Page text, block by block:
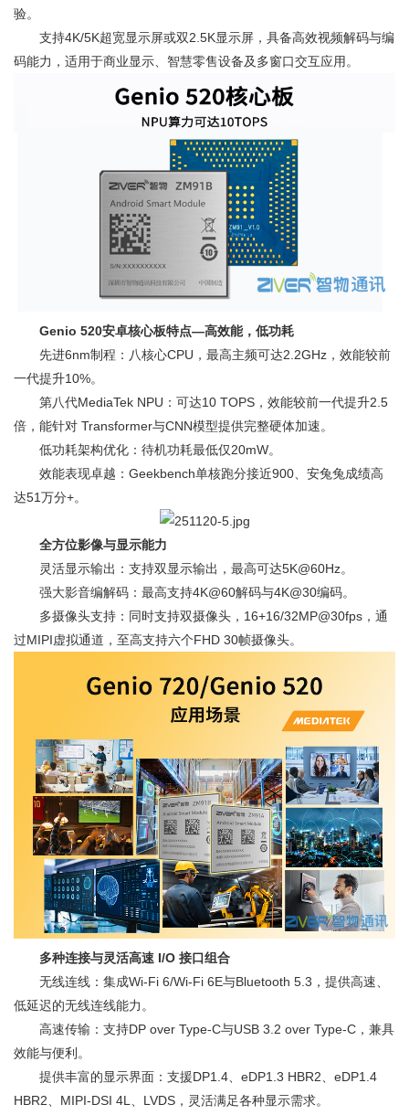
验。
支持4K/5K超宽显示屏或双2.5K显示屏，具备高效视频解码与编
码能力，适用于商业显示、智慧零售设备及多窗口交互应用。
Genio 520安卓核心板特点—高效能，低功耗
先进6nm制程：八核心CPU，最高主频可达2.2GHz，效能较前
一代提升10%。
第八代MediaTek NPU：可达10 TOPS，效能较前一代提升2.5
倍，能针对 Transformer与CNN模型提供完整硬体加速。
低功耗架构优化：待机功耗最低仅20mW。
效能表现卓越：Geekbench单核跑分接近900、安兔兔成绩高
达51万分+。
全方位影像与显示能力
灵活显示输出：支持双显示输出，最高可达5K@60Hz。
强大影音编解码：最高支持4K@60解码与4K@30编码。
多摄像头支持：同时支持双摄像头，16+16/32MP@30fps，通
过MIPI虚拟通道，至高支持六个FHD 30帧摄像头。
多种连接与灵活高速 I/O 接口组合
无线连线：集成Wi-Fi 6/Wi-Fi 6E与Bluetooth 5.3，提供高速、
低延迟的无线连线能力。
高速传输：支持DP over Type-C与USB 3.2 over Type-C，兼具
效能与便利。
提供丰富的显示界面：支援DP1.4、eDP1.3 HBR2、eDP1.4
HBR2、MIPI-DSI 4L、LVDS，灵活满足各种显示需求。